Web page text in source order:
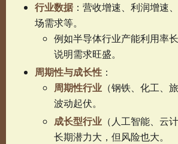
行业数据 ：营收增速、利润增速
场需求等。
例如半导体行业产能利用率
说明需求旺盛。
周期性与成长性 ：
周期性行业 （钢铁、化工、
波动起伏。
成长型行业 （人工智能、云
长期潜力大，但风险也大。